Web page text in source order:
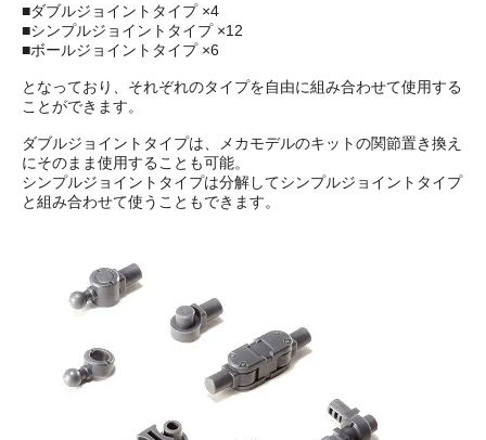
■ダブルジョイントタイプ ×4
■シンプルジョイントタイプ ×12
■ボールジョイントタイプ ×6
となっており、それぞれのタイプを自由に組み合わせて使用する
ことができます。
ダブルジョイントタイプは、メカモデルのキットの関節置き換え
にそのまま使用することも可能。
シンプルジョイントタイプは分解してシンプルジョイントタイプ
と組み合わせて使うこともできます。